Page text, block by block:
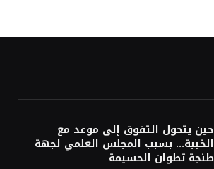
حين يتحول التفوق إلى موعد مع
الخيبة… بسبب المجلس العلمي لجهة
طنجة تطوان الحسيمة